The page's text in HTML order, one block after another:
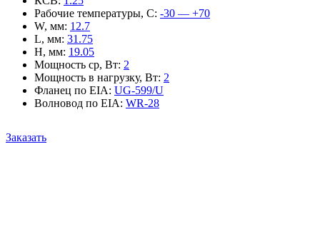
Рабочие температуры, С: -30 — +70
W, мм: 12.7
L, мм: 31.75
H, мм: 19.05
Мощность ср, Вт: 2
Мощность в нагрузку, Вт: 2
Фланец по EIA: UG-599/U
Волновод по EIA: WR-28
Заказать